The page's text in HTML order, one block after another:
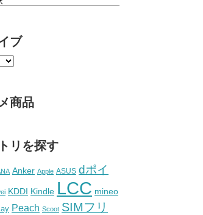
ブ
商品
リを探す
Anker Apple ASUS dポイ
KDDI Kindle LCC mineo
Peach Scoot SIMフリ